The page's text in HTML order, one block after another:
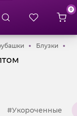
0
Блузки и
Блузки
#Укороченные